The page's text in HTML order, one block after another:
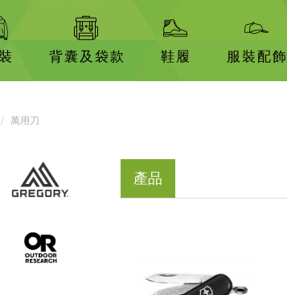
背囊及袋款 鞋履 服裝配飾
萬用刀
產品